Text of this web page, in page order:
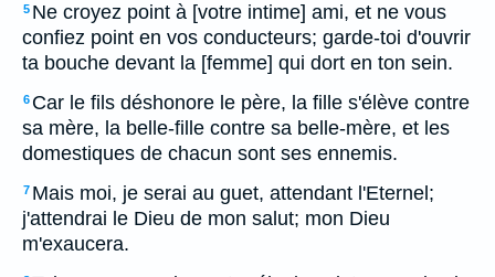
5 Ne croyez point à [votre intime] ami, et ne vous
confiez point en vos conducteurs; garde-toi d'ouvrir
ta bouche devant la [femme] qui dort en ton sein.
6 Car le fils déshonore le père, la fille s'élève contre
sa mère, la belle-fille contre sa belle-mère, et les
domestiques de chacun sont ses ennemis.
7 Mais moi, je serai au guet, attendant l'Eternel;
j'attendrai le Dieu de mon salut; mon Dieu
m'exaucera.